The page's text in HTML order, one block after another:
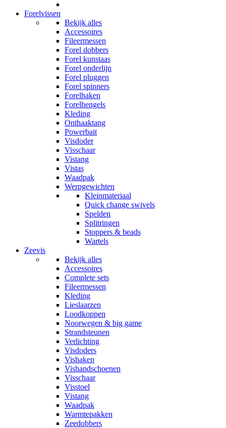
Forelvissen
Bekijk alles
Accessoires
Fileermessen
Forel dobbers
Forel kunstaas
Forel onderlijn
Forel pluggen
Forel spinners
Forelhaken
Forelhengels
Kleding
Onthaaktang
Powerbait
Visdoder
Visschaar
Vistang
Vistas
Waadpak
Werpgewichten
Kleinmateriaal
Quick change swivels
Spelden
Splitringen
Stoppers & beads
Wartels
Zeevis
Bekijk alles
Accessoires
Complete sets
Fileermessen
Kleding
Lieslaarzen
Loodkoppen
Noorwegen & big game
Strandsteunen
Verlichting
Visdoders
Vishaken
Vishandschoenen
Visschaar
Visstoel
Vistang
Waadpak
Warmtepakken
Zeedobbers